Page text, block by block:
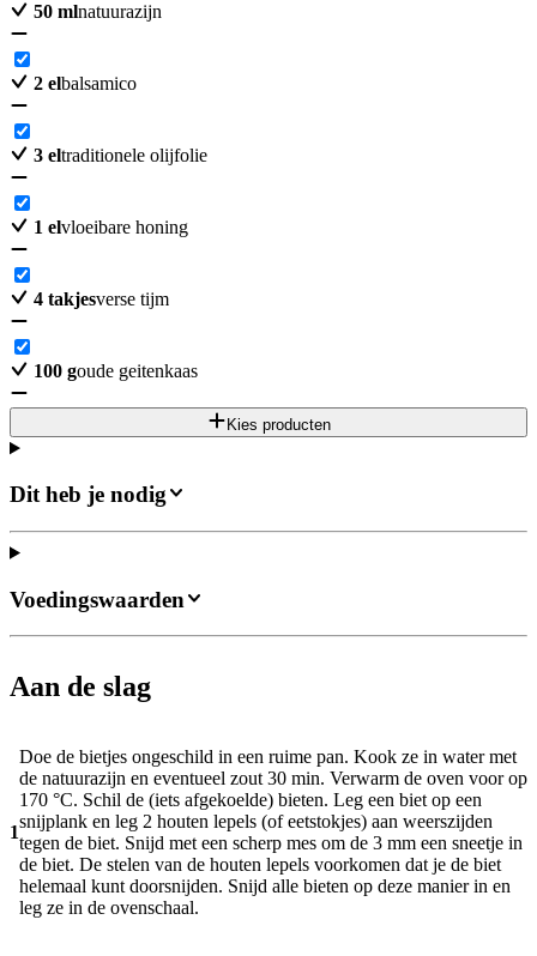
50 mlnatuurazijn
2 elbalsamico
3 eltraditionele olijfolie
1 elvloeibare honing
4 takjesverse tijm
100 goude geitenkaas
Kies producten
Dit heb je nodig
Aan de slag
1
Doe de bietjes ongeschild in een ruime pan. Kook ze in water met
de natuurazijn en eventueel zout 30 min. Verwarm de oven voor op
170 °C. Schil de (iets afgekoelde) bieten. Leg een biet op een
snijplank en leg 2 houten lepels (of eetstokjes) aan weerszijden
tegen de biet. Snijd met een scherp mes om de 3 mm een sneetje in
de biet. De stelen van de houten lepels voorkomen dat je de biet
helemaal kunt doorsnijden. Snijd alle bieten op deze manier in en
leg ze in de ovenschaal.
Voedingswaarden